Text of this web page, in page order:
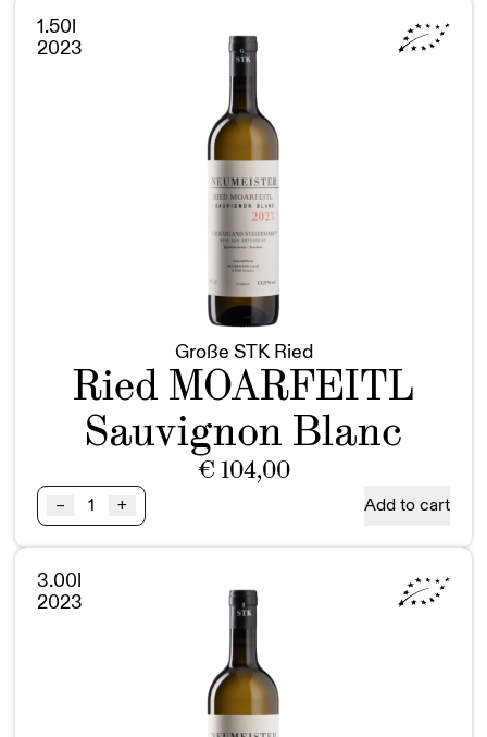
Magnum
quantity
1.50l
2023
Große STK Ried
Ried MOARFEITL
Sauvignon Blanc
€ 104,00
–
Ried
MOARFEITL
Sauvignon
Blanc
GSTK
BIO
+ Add to cart
3.00l
2023